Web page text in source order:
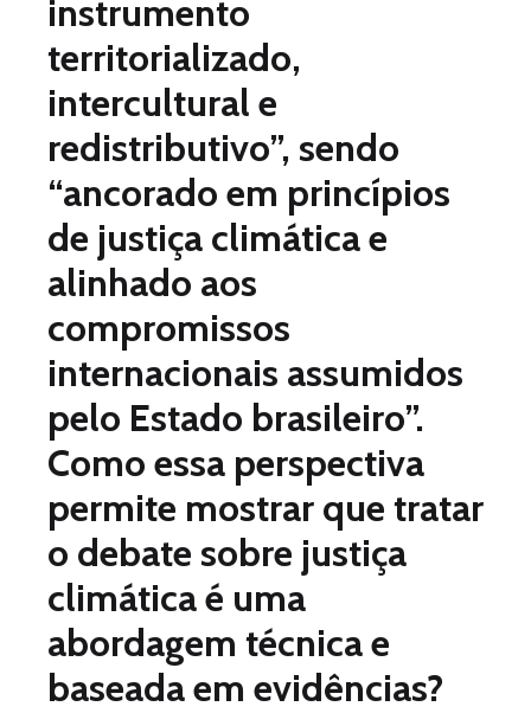
instrumento
territorializado,
intercultural e
redistributivo”, sendo
“ancorado em princípios
de justiça climática e
alinhado aos
compromissos
internacionais assumidos
pelo Estado brasileiro”.
Como essa perspectiva
permite mostrar que tratar
o debate sobre justiça
climática é uma
abordagem técnica e
baseada em evidências?